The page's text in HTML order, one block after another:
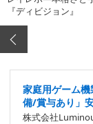
『ディビジョン』
家庭用ゲーム
備/賞与あり」
株式会社